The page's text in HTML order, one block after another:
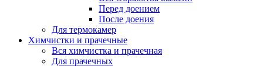
Перед доением
После доения
Для термокамер
Химчистки и прачечные
Вся химчистка и прачечная
Для прачечных